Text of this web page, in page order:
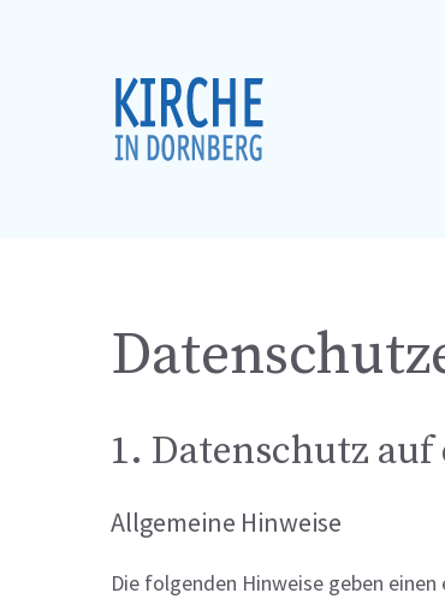
1. Datenschutz
Allgemeine Hinweise
Die folgenden Hinweise geben